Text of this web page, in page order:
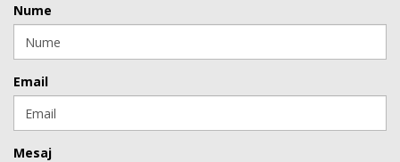
Nume
Email
Mesaj